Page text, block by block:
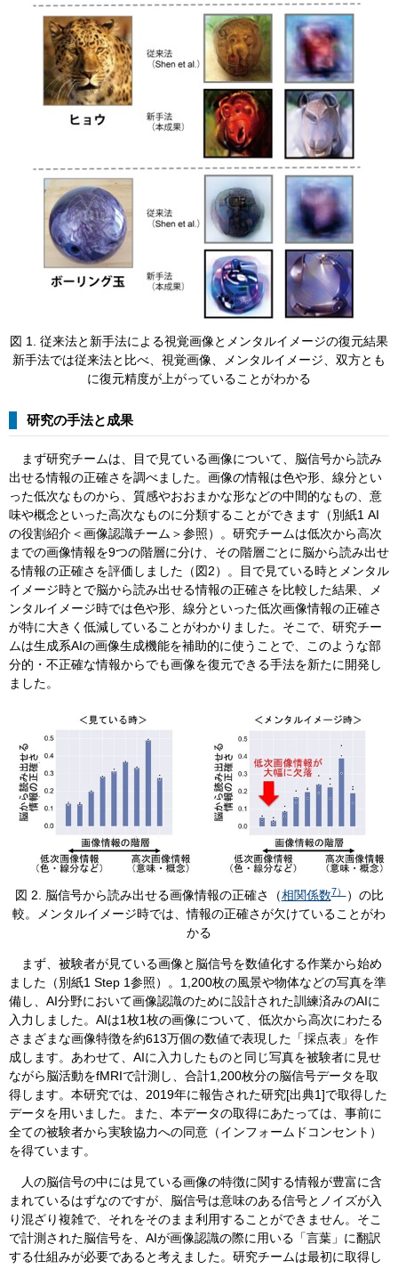
​​図 1. 従来法と新手法による視覚画像とメンタルイメージの復元結果
新手法では従来法と比べ、視覚画像、メンタルイメージ、双方とも
に復元精度が上がっていることがわかる
研究の手法と成果
まず研究チームは、目で見ている画像について、脳信号から読み
出せる情報の正確さを調べました。画像の情報は色や形、線分とい
った低次なものから、質感やおおまかな形などの中間的なもの、意
味や概念といった高次なものに分類することができます（別紙1 AI
の役割紹介＜画像認識チーム＞参照）。研究チームは低次から高次
までの画像情報を9つの階層に分け、その階層ごとに脳から読み出せ
る情報の正確さを評価しました（図2）。目で見ている時とメンタル
イメージ時とで脳から読み出せる情報の正確さを比較した結果、メ
ンタルイメージ時では色や形、線分といった低次画像情報の正確さ
が特に大きく低減していることがわかりました。そこで、研究チー
ムは生成系AIの画像生成機能を補助的に使うことで、このような部
分的・不正確な情報からでも画像を復元できる手法を新たに開発し
ました。
​図 2. 脳信号から読み出せる画像情報の正確さ（相関係数7） ）の比
較。メンタルイメージ時では、情報の正確さが欠けていることがわ
かる
まず、被験者が見ている画像と脳信号を数値化する作業から始め
ました（別紙1 Step 1参照）。1,200枚の風景や物体などの写真を準
備し、AI分野において画像認識のために設計された訓練済みのAIに
入力しました。AIは1枚1枚の画像について、低次から高次にわたる
さまざまな画像特徴を約613万個の数値で表現した「採点表」を作
成します。あわせて、AIに入力したものと同じ写真を被験者に見せ
ながら脳活動をfMRIで計測し、合計1,200枚分の脳信号データを取
得します。本研究では、2019年に報告された研究[出典1]で取得した
データを用いました。また、本データの取得にあたっては、事前に
全ての被験者から実験協力への同意（インフォームドコンセント）
を得ています。
人の脳信号の中には見ている画像の特徴に関する情報が豊富に含
まれているはずなのですが、脳信号は意味のある信号とノイズが入
り混ざり複雑で、それをそのまま利用することができません。そこ
で計測された脳信号を、AIが画像認識の際に用いる「言葉」に翻訳
する仕組みが必要であると考えました。研究チームは最初に取得し